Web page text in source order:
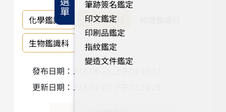
筆跡簽名鑑定
印文鑑定
印刷品鑑定
指紋鑑定
變造文件鑑定
化學鑑識科 文書鑑識科
生物鑑識科
發布日期： 113-06-25 上午09:49:17
更新日期： 115-07-07 下午02:14:25